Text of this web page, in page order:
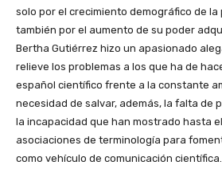
solo por el crecimiento demográfico de la
también por el aumento de su poder
Bertha Gutiérrez hizo un apasionado
relieve los problemas a los que ha de
español científico frente a la constante
necesidad de salvar, además, la falta de
la incapacidad que han mostrado hasta
asociaciones de terminología para
como vehículo de comunicación científica.